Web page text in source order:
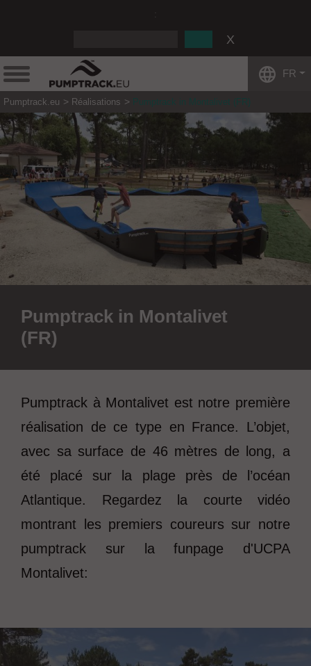
FR
Pumptrack.eu Réalisations Pumptrack in Montalivet (FR)
Pumptrack in Montalivet
(FR)
Pumptrack à Montalivet est notre première
réalisation de ce type en France. L’objet,
avec sa surface de 46 mètres de long, a
été placé sur la plage près de l’océan
Atlantique. Regardez la courte vidéo
montrant les premiers coureurs sur notre
pumptrack sur la funpage d'UCPA
Montalivet: